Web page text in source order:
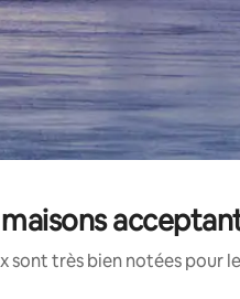
sont très bien notées